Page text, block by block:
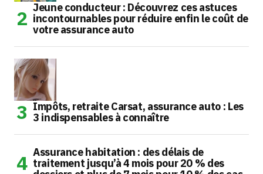
Jeune conducteur : Découvrez ces astuces
incontournables pour réduire enfin le coût de
votre assurance auto
Impôts, retraite Carsat, assurance auto : Les
3 indispensables à connaître
Assurance habitation : des délais de
traitement jusqu’à 4 mois pour 20 % des